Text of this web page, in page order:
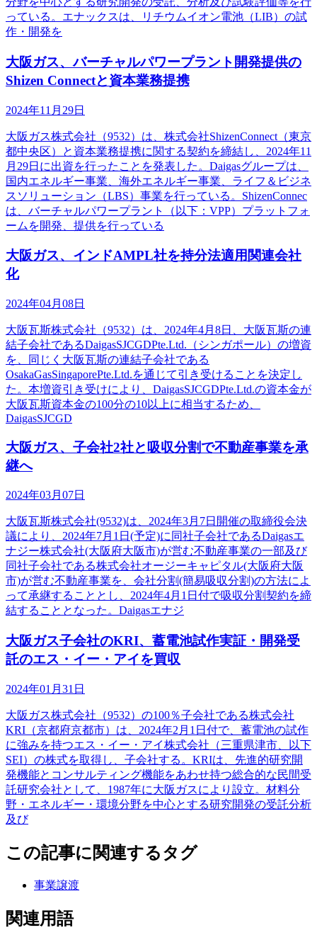
っている。エナックスは、リチウムイオン電池（LIB）の試
作・開発を
大阪ガス、バーチャルパワープラント開発提供の
Shizen Connectと資本業務提携
2024年11月29日
大阪ガス株式会社（9532）は、株式会社ShizenConnect（東京
都中央区）と資本業務提携に関する契約を締結し、2024年11
月29日に出資を行ったことを発表した。Daigasグループは、
国内エネルギー事業、海外エネルギー事業、ライフ＆ビジネ
スソリューション（LBS）事業を行っている。ShizenConnec
は、バーチャルパワープラント（以下：VPP）プラットフォ
ームを開発、提供を行っている
大阪ガス、インドAMPL社を持分法適用関連会社
化
2024年04月08日
大阪瓦斯株式会社（9532）は、2024年4月8日、大阪瓦斯の連
結子会社であるDaigasSJCGDPte.Ltd.（シンガポール）の増資
を、同じく大阪瓦斯の連結子会社である
OsakaGasSingaporePte.Ltd.を通じて引き受けることを決定し
た。本増資引き受けにより、DaigasSJCGDPte.Ltd.の資本金が
大阪瓦斯資本金の100分の10以上に相当するため、
DaigasSJCGD
大阪ガス、子会社2社と吸収分割で不動産事業を承
継へ
2024年03月07日
大阪瓦斯株式会社(9532)は、2024年3月7日開催の取締役会決
議により、2024年7月1日(予定)に同社子会社であるDaigasエ
ナジー株式会社(大阪府大阪市)が営む不動産事業の一部及び
同社子会社である株式会社オージーキャピタル(大阪府大阪
市)が営む不動産事業を、会社分割(簡易吸収分割)の方法によ
って承継することとし、2024年4月1日付で吸収分割契約を締
結することとなった。Daigasエナジ
大阪ガス子会社のKRI、蓄電池試作実証・開発受
託のエス・イー・アイを買収
2024年01月31日
大阪ガス株式会社（9532）の100％子会社である株式会社
KRI（京都府京都市）は、2024年2月1日付で、蓄電池の試作
に強みを持つエス・イー・アイ株式会社（三重県津市、以下
SEI）の株式を取得し、子会社する。KRIは、先進的研究開
発機能とコンサルティング機能をあわせ持つ総合的な民間受
託研究会社として、1987年に大阪ガスにより設立。材料分
野・エネルギー・環境分野を中心とする研究開発の受託分析
及び
この記事に関連するタグ
事業譲渡
関連用語